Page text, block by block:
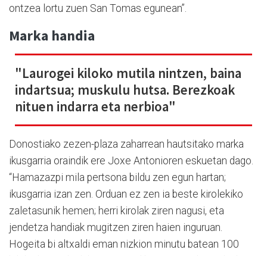
ontzea lortu zuen San Tomas egunean”.
Marka handia
"Laurogei kiloko mutila nintzen, baina
indartsua; muskulu hutsa. Berezkoak
nituen indarra eta nerbioa"
Donostiako zezen-plaza zaharrean hautsitako marka
ikusgarria oraindik ere Joxe Antonioren eskuetan dago.
“Hamazazpi mila pertsona bildu zen egun hartan;
ikusgarria izan zen. Orduan ez zen ia beste kirolekiko
zaletasunik hemen; herri kirolak ziren nagusi, eta
jendetza handiak mugitzen ziren haien inguruan.
Hogeita bi altxaldi eman nizkion minutu batean 100